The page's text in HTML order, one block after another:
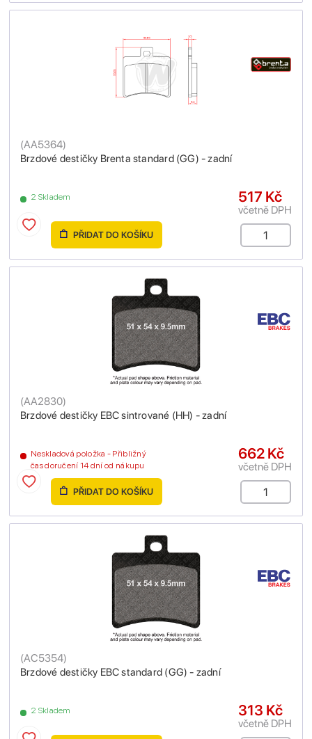
Brzdové destičky Brenta standard (GG) - zadní
(AA5364)
2 Skladem 517 Kč
včetně DPH
PŘIDAT DO KOŠÍKU
Brzdové destičky EBC sintrované (HH) - zadní
(AA2830)
Neskladová položka - Přibližný
čas doručení 14 dní od nákupu
662 Kč
včetně DPH
PŘIDAT DO KOŠÍKU
Brzdové destičky EBC standard (GG) - zadní
(AC5354)
2 Skladem 313 Kč
včetně DPH